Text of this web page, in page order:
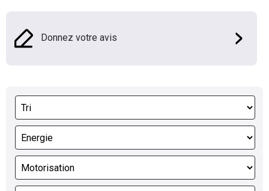
Donnez votre avis